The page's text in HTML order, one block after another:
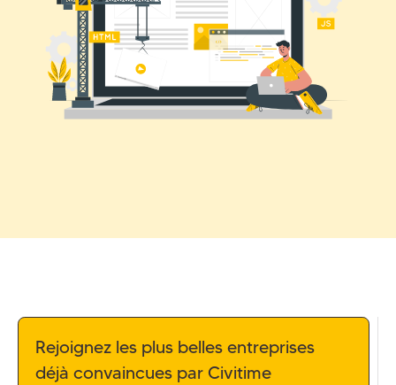
Rejoignez les plus belles entreprises
déjà convaincues par Civitime